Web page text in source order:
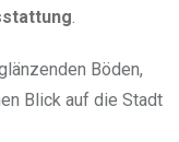
Böden,
Blick auf die Stadt